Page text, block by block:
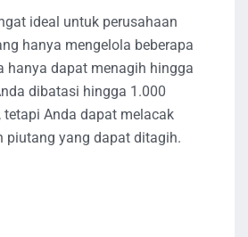
ideal untuk perusahaan
hanya mengelola beberapa
hanya dapat menagih hingga
dibatasi hingga 1.000
Anda dapat melacak
piutang yang dapat ditagih.